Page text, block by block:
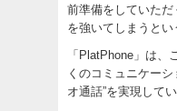
前準備をしていた
を強いてしまうとい
「PlatPhone」は、
くのコミュニケー
オ通話”を実現してい